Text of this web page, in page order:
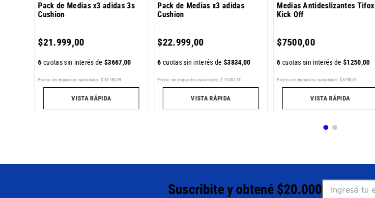
Pack de Medias x3 adidas 3s
Cushion
$21.999,00
6cuotas sin interés de$3667,00
Precio sin impuestos nacionales: $ 18 180 ,99
VISTA RÁPIDA
Pack de Medias x3 adidas
Cushion
$22.999,00
6cuotas sin interés de$3834,00
Precio sin impuestos nacionales: $ 19 007 44
VISTA RÁPIDA
Medias Antideslizantes Tifox
Kick Off
$7500,00
6cuotas sin interés de$1250,00
Precio sin impuestos nacionales: $ 6198 ,35
VISTA RÁPIDA
Suscribite y obtené $20.000